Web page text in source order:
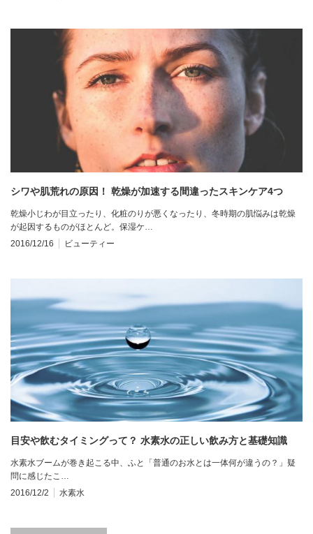
シワや肌荒れの原因！ 乾燥が加速する間違ったスキンケア4つ
乾燥小じわが目立ったり、化粧のりが悪くなったり、冬時期の肌悩みは乾燥
が起因するものがほとんど。保湿ケ…
2016/12/16
ビューティー
目安や飲むタイミングって？ 水素水の正しい飲み方と基礎知識
水素水ブームが巻き起こる中、ふと「普通のお水とは一体何が違うの？」疑
問に感じたこ…
2016/12/2
水素水